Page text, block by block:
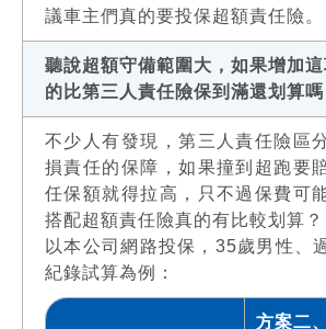
議車主們真的要投保超額責任險。
聽說超額守備範圍大，如果增加
的比第三人責任險保到滿還划算嗎
不少人有發現，第三人責任險區
損責任的保障，如果撞到超跑要
任保額就得拉高，只不過保費可
搭配超額責任險真的有比較划算？
以本公司網路投保，35歲男性、
紀錄試算為例：
方案二、